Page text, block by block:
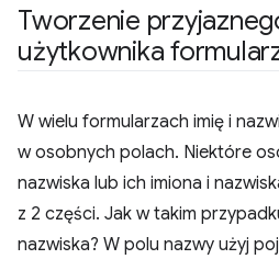
Tworzenie
użytkownika
W wielu formularzach imię i
w osobnych polach. Niektóre
nazwiska lub ich imiona i
z 2 części. Jak w takim
nazwiska? W polu nazwy użyj